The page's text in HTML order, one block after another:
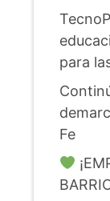
para
Fe